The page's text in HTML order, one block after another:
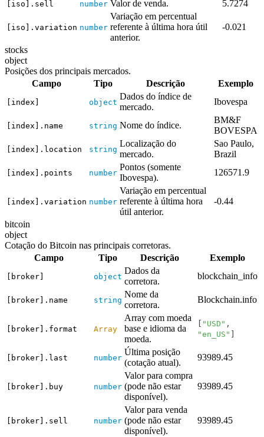
[iso].sell number Valor de venda. 5.7274
[iso].variation number
Variação em percentual
referente à última hora útil
anterior.
-0.021
stocks
object
Posições dos principais mercados.
Campo
Tipo Descrição Exemplo
[index] object
Dados do índice de
mercado.
Ibovespa
[index].name string Nome do índice.
BM&F
BOVESPA
[index].location string
Localização do
mercado.
Sao Paulo,
Brazil
[index].points number
Pontos (somente
Ibovespa).
126571.9
[index].variation number
Variação em percentual
referente à última hora
útil anterior.
-0.44
bitcoin
object
Cotação do Bitcoin nas principais corretoras.
Campo
Tipo Descrição Exemplo
[broker] object
Dados da
corretora.
blockchain_info
[broker].name string
Nome da
corretora.
Blockchain.info
[broker].format Array
Array com moeda
base e idioma da
moeda.
"USD" ,
"en_US"
[broker].last number
Última posição
(cotação atual).
93989.45
[broker].buy number
Valor para compra
(pode não estar
disponível).
93989.45
[broker].sell number
Valor para venda
(pode não estar
disponível).
93989.45